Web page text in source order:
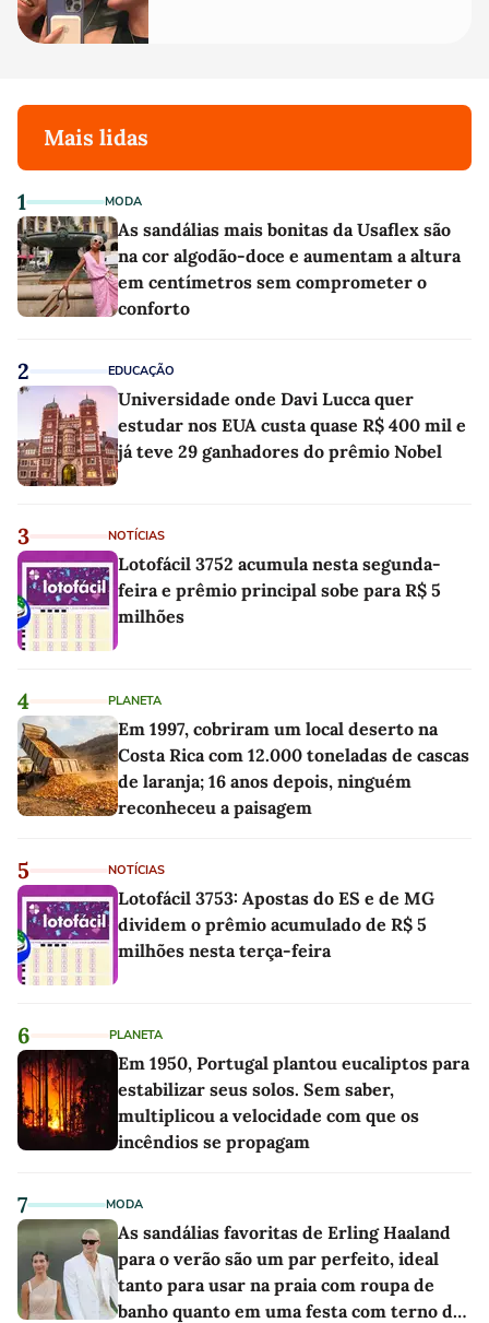
Mais lidas
1 MODA
As sandálias mais bonitas da Usaflex são
na cor algodão-doce e aumentam a altura
em centímetros sem comprometer o
conforto
2 EDUCAÇÃO
Universidade onde Davi Lucca quer
estudar nos EUA custa quase R$ 400 mil e
já teve 29 ganhadores do prêmio Nobel
3 NOTÍCIAS
Lotofácil 3752 acumula nesta segunda-
feira e prêmio principal sobe para R$ 5
milhões
4 PLANETA
Em 1997, cobriram um local deserto na
Costa Rica com 12.000 toneladas de cascas
de laranja; 16 anos depois, ninguém
reconheceu a paisagem
5 NOTÍCIAS
Lotofácil 3753: Apostas do ES e de MG
dividem o prêmio acumulado de R$ 5
milhões nesta terça-feira
6 PLANETA
Em 1950, Portugal plantou eucaliptos para
estabilizar seus solos. Sem saber,
multiplicou a velocidade com que os
incêndios se propagam
7 MODA
As sandálias favoritas de Erling Haaland
para o verão são um par perfeito, ideal
tanto para usar na praia com roupa de
banho quanto em uma festa com terno de